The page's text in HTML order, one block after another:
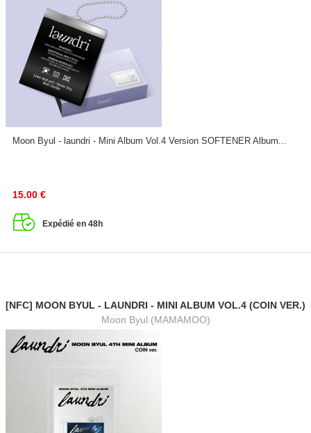
Moon Byul - laundri - Mini Album Vol.4 Version SOFTENER Album...
15.00 €
Expédié en 48h
[NFC] MOON BYUL - LAUNDRI - MINI ALBUM VOL.4 (COIN VER.)
Moon Byul (MAMAMOO)